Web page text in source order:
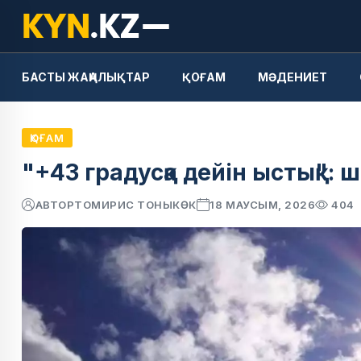
БАСТЫ ЖАҢАЛЫҚТАР ҚОҒАМ МӘДЕНИЕТ
ҚОҒАМ
"+43 градусқа дейін
АВТОРТОМИРИС ТОНЫКӨК 18 МАУСЫМ, 2026 404